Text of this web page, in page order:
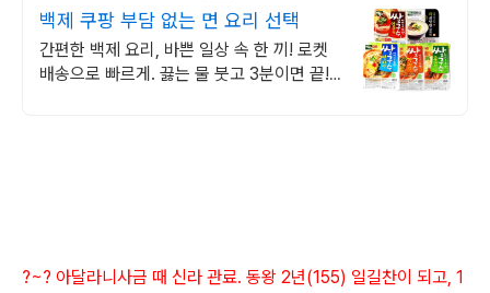
백제 쿠팡 부담 없는 면 요리 선택
간편한 백제 요리, 바쁜 일상 속 한 끼! 로켓
배송으로 빠르게. 끓는 물 붓고 3분이면 끝!
?~? 아달라니사금 때 신라 관료. 동왕 2년(155) 일길찬이 되고, 1